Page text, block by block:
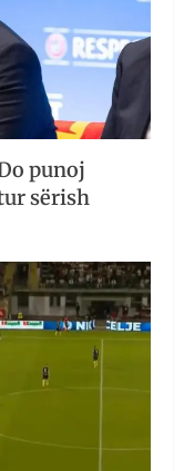
punoj
sërish